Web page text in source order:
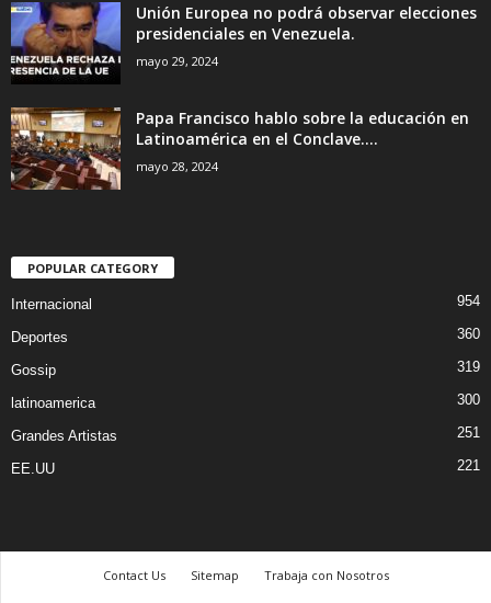
Unión Europea no podrá observar elecciones
presidenciales en Venezuela.
mayo 29, 2024
Papa Francisco hablo sobre la educación en
Latinoamérica en el Conclave....
mayo 28, 2024
POPULAR CATEGORY
Internacional 954
Deportes 360
Gossip 319
latinoamerica 300
Grandes Artistas 251
EE.UU 221
Contact Us Sitemap
Trabaja con Nosotros